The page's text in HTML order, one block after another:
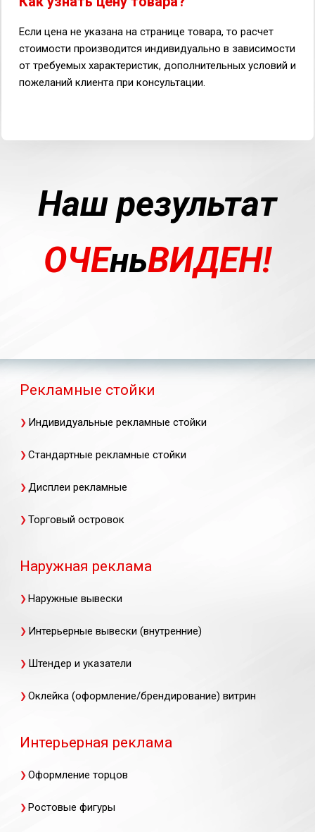
Если цена не указана на странице товара, то расчет
стоимости производится индивидуально в зависимости
от требуемых характеристик, дополнительных условий и
пожеланий клиента при консультации.
Наш результат
ОЧЕньВИДЕН!
Рекламные стойки
Индивидуальные рекламные стойки
Стандартные рекламные стойки
Дисплеи рекламные
Торговый островок
Наружная реклама
Наружные вывески
Интерьерные вывески (внутренние)
Штендер и указатели
Оклейка (оформление/брендирование) витрин
Интерьерная реклама
Оформление торцов
Ростовые фигуры